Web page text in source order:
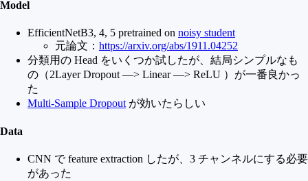
Model
EfficientNetB3, 4, 5 pretrained on noisy student
元論文： https://arxiv.org/abs/1911.04252
分類用の Head をいくつか試したが、結局シンプルなも
の（2Layer Dropout —> Linear —> ReLU ）が一番良かっ
た
Multi-Sample Dropout が効いたらしい
Data
CNN で feature extraction したが、3 チャンネルにする必要
があった